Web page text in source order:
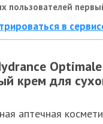
пользователей
в
крем для
аптечная